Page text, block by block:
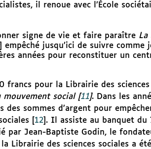
il renoue avec l’École
signe de vie et faire paraître La
empêché jusqu’ici de suivre comme
années pour reconstituer un
francs pour la Librairie des sciences
social[11]. Dans les
sommes d’argent pour
12] . Il assiste au banquet du
par Jean-Baptiste Godin, le
Librairie des sciences sociales a